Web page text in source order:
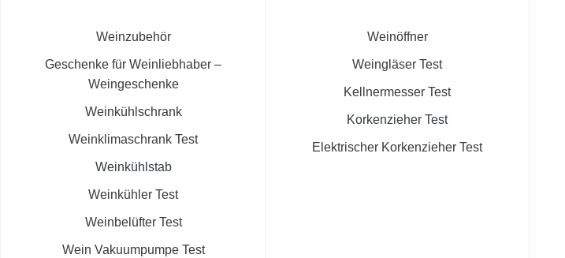
Weinzubehör
Geschenke für Weinliebhaber –
Weingeschenke
Weinkühlschrank
Weinklimaschrank Test
Weinkühlstab
Weinkühler Test
Weinbelüfter Test
Wein Vakuumpumpe Test
Weinöffner
Weingläser Test
Kellnermesser Test
Korkenzieher Test
Elektrischer Korkenzieher Test